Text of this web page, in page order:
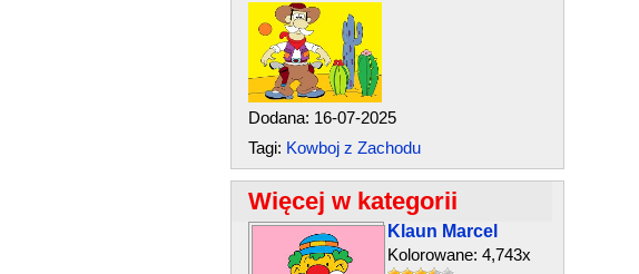
Dodana: 16-07-2025
Tagi: Kowboj z Zachodu
Więcej w kategorii
Klaun Marcel
Kolorowane: 4,743x